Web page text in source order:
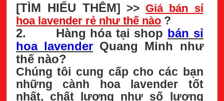
[TÌM HIỂU THÊM] >> Giá bán sỉ
hoa lavender rẻ như thế nào?
2. Hàng hóa tại shop bán sỉ
hoa lavender Quang Minh như
thế nào?
Chúng tôi cung cấp cho các bạn
những cành hoa lavender tốt
nhất, chất lượng như số lượng